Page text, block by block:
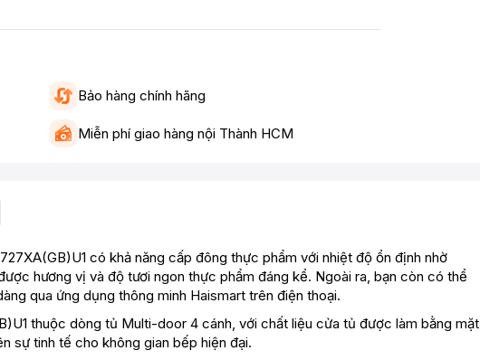
Bảo hàng chính hãng
Miễn phí giao hàng nội Thành HCM
có khả năng cấp đông thực phẩm với nhiệt độ ổn định nhờ
hương vị và độ tươi ngon thực phẩm đáng kể. Ngoài ra, bạn còn có thể
qua ứng dụng thông minh Haismart trên điện thoại.
thuộc dòng tủ Multi-door 4 cánh, với chất liệu cửa tủ được làm bằng mặt
sự tinh tế cho không gian bếp hiện đại.